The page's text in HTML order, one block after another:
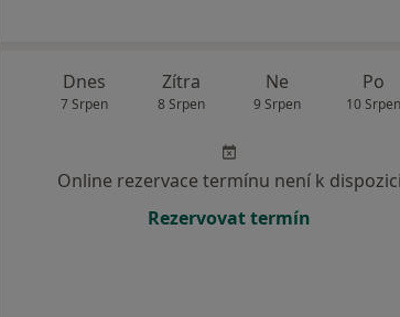
Dnes
7 Srpen
Zítra
8 Srpen
Ne
9 Srpen
Po
10 Srpen
Online rezervace termínu není k dispozici
Rezervovat termín